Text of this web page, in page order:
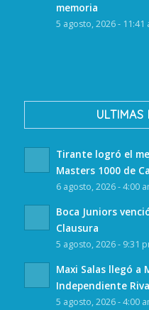
memoria
5 agosto, 2026 - 11:41
ULTIMAS
Tirante logró el
Masters 1000 de
6 agosto, 2026 - 4:00
Boca Juniors
Clausura
5 agosto, 2026 - 9:31
Maxi Salas llegó a
Independiente
5 agosto, 2026 - 4:00